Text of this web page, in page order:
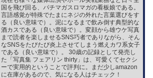
国を飛び回る、パチマガスロマガの看板娘である。
言語感覚が特殊でたまにネジの外れた言葉選びをす
る（良い意味で）。泥になるまで飲み倒す典型的な
酒カスである（良い意味で）。変顔から雄ウケ写真
まで読者を楽しませるSNS巧者でありながら、そん
なSNSをたびたび炎上させてしまう燃えカワ系女子
である（良い意味で）。 30歳の記録として発売し
た「写真集 フェアリン thirty」は、可愛くてセクシ
ーで実用的ということで評判に。まだ少しamazon
に在庫があるので、気になる人はチェック！